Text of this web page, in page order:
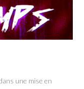
une mise en